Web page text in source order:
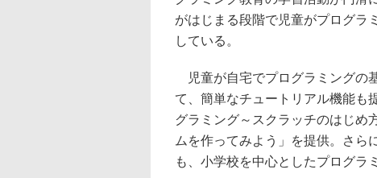
がはじまる段階で児童がプログラ
している。
児童が自宅でプログラミングの
て、簡単なチュートリアル機能も
グラミング～スクラッチのはじめ
ムを作ってみよう」を提供。さら
も、小学校を中心としたプログラ